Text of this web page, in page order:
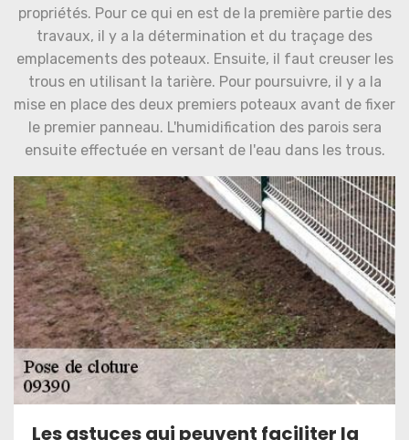
propriétés. Pour ce qui en est de la première partie des
travaux, il y a la détermination et du traçage des
emplacements des poteaux. Ensuite, il faut creuser les
trous en utilisant la tarière. Pour poursuivre, il y a la
mise en place des deux premiers poteaux avant de fixer
le premier panneau. L'humidification des parois sera
ensuite effectuée en versant de l'eau dans les trous.
Les astuces qui peuvent faciliter la